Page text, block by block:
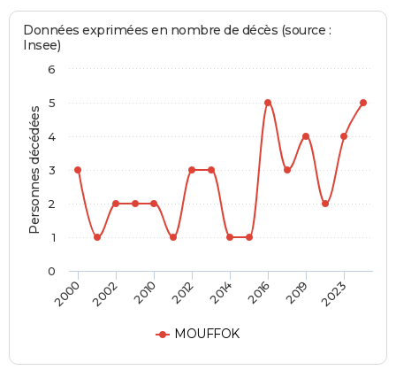
Personnes décédées
Données exprimées en nombre de décès (source :
Insee)
MOUFFOK
2000 2002 2010 2012 2014 2016 2019 2023
0
1
2
3
4
5
6